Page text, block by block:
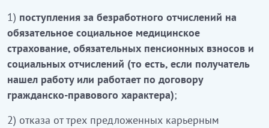
1) поступления за безработного отчислений на
обязательное социальное медицинское
страхование, обязательных пенсионных взносов и
социальных отчислений (то есть, если получатель
нашел работу или работает по договору
гражданско-правового характера);
2) отказа от трех предложенных карьерным